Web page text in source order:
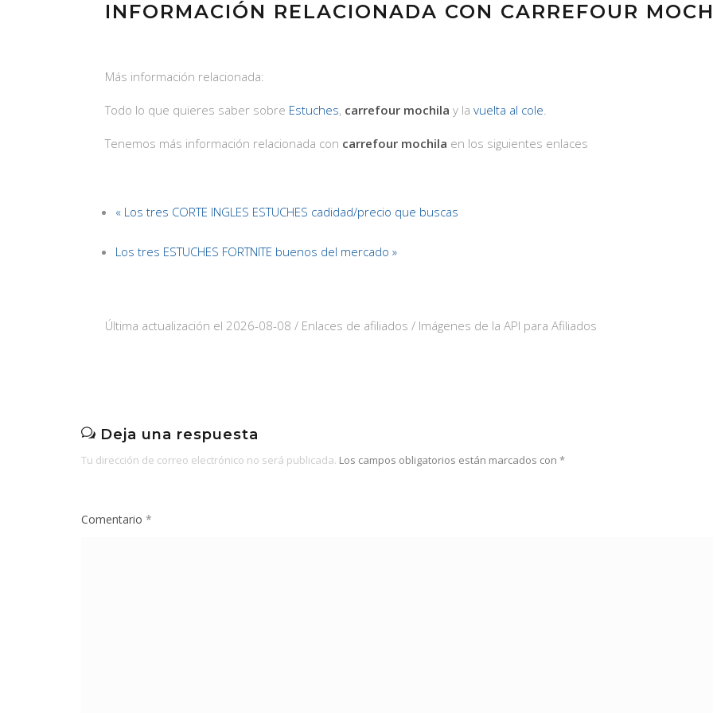
INFORMACIÓN RELACIONADA CON CARREFOUR
Más información relacionada:
Todo lo que quieres saber sobre Estuches, carrefour mochila y la vuelta al cole.
Tenemos más información relacionada con carrefour mochila en los siguientes enlaces
« Los tres CORTE INGLES ESTUCHES cadidad/precio que buscas
Los tres ESTUCHES FORTNITE buenos del mercado »
Última actualización el 2026-08-08 / Enlaces de afiliados / Imágenes de la API para Afiliados
Deja una respuesta
Tu dirección de correo electrónico no será publicada. Los campos obligatorios están marcados con *
Comentario *